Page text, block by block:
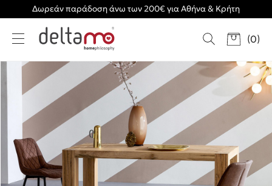
Δωρεάν παράδοση άνω των 200€ για Αθήνα & Κρήτη
(0)